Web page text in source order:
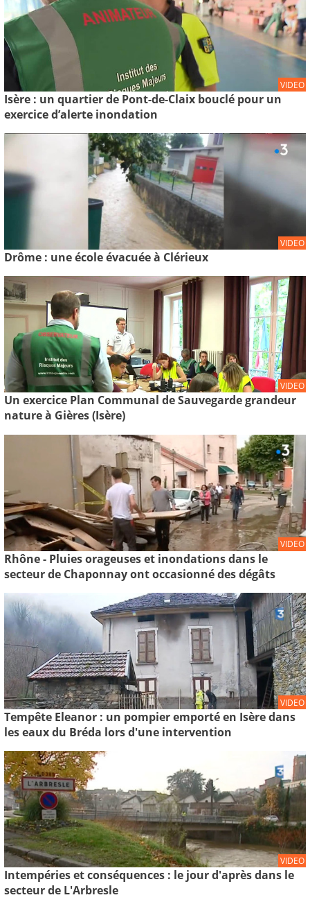
VIDEO
Isère : un quartier de Pont-de-Claix bouclé pour un
exercice d’alerte inondation
VIDEO
Drôme : une école évacuée à Clérieux
VIDEO
Un exercice Plan Communal de Sauvegarde grandeur
nature à Gières (Isère)
VIDEO
Rhône - Pluies orageuses et inondations dans le
secteur de Chaponnay ont occasionné des dégâts
VIDEO
Tempête Eleanor : un pompier emporté en Isère dans
les eaux du Bréda lors d'une intervention
VIDEO
Intempéries et conséquences : le jour d'après dans le
secteur de L'Arbresle